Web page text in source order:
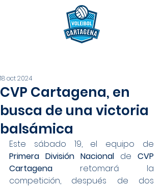
CVP Cartagena, en
busca de una victoria
balsámica
18 oct 2024
Primera División Nacional de CVP
Cartagena retomará la
competición, después de dos